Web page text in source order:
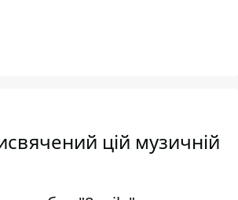
цій музичній